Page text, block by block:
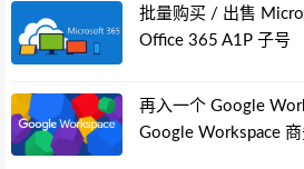
批量购买 / 出售
Office 365 A1P 子号
再入一个 Google
Google Workspace